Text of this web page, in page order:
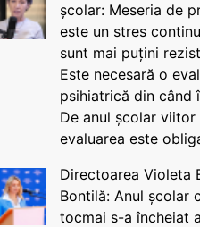
școlar: Meseria de
este un stres
sunt mai puțini
Este necesară o
psihiatrică din când
De anul școlar viitor
evaluarea este
Directoarea Violeta
Bontilă: Anul școlar
tocmai s-a încheiat